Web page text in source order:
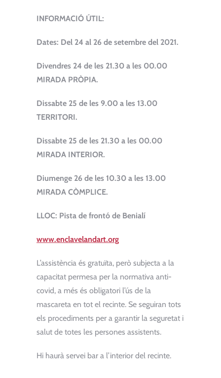
INFORMACIÓ ÚTIL:
Dates: Del 24 al 26 de setembre del 2021.
Divendres 24 de les 21.30 a les 00.00
MIRADA PRÒPIA.
Dissabte 25 de les 9.00 a les 13.00
TERRITORI.
Dissabte 25 de les 21.30 a les 00.00
MIRADA INTERIOR.
Diumenge 26 de les 10.30 a les 13.00
MIRADA CÒMPLICE.
LLOC: Pista de frontó de Benialí
www.enclavelandart.org
L’assistència és gratuïta, però subjecta a la
capacitat permesa per la normativa anti-
covid, a més és obligatori l’ús de la
mascareta en tot el recinte. Se seguiran tots
els procediments per a garantir la seguretat i
salut de totes les persones assistents.
Hi haurà servei bar a l’interior del recinte.